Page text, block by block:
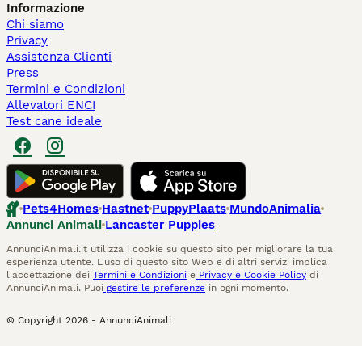
Informazione
Chi siamo
Privacy
Assistenza Clienti
Press
Termini e Condizioni
Allevatori ENCI
Test cane ideale
Pets4Homes Hastnet PuppyPlaats MundoAnimalia
Annunci Animali Lancaster Puppies
AnnunciAnimali.it utilizza i cookie su questo sito per migliorare la tua
esperienza utente. L'uso di questo sito Web e di altri servizi implica
l'accettazione dei Termini e Condizioni e Privacy e Cookie Policy di
AnnunciAnimali. Puoi gestire le preferenze in ogni momento.
© Copyright 2026 - AnnunciAnimali